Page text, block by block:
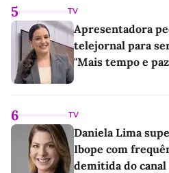
5 TV
Apresentadora
telejornal para
"Mais tempo e
6 TV
Daniela Lima
Ibope com
demitida do canal